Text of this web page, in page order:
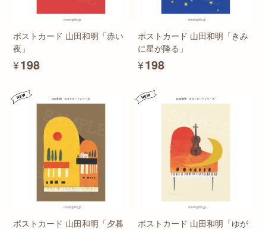
ポストカード 山田和明「赤い
夜」
¥198
ポストカード 山田和明「きみ
に星が降る」
¥198
ポストカード 山田和明「夕暮 ポストカード 山田和明「ゆが